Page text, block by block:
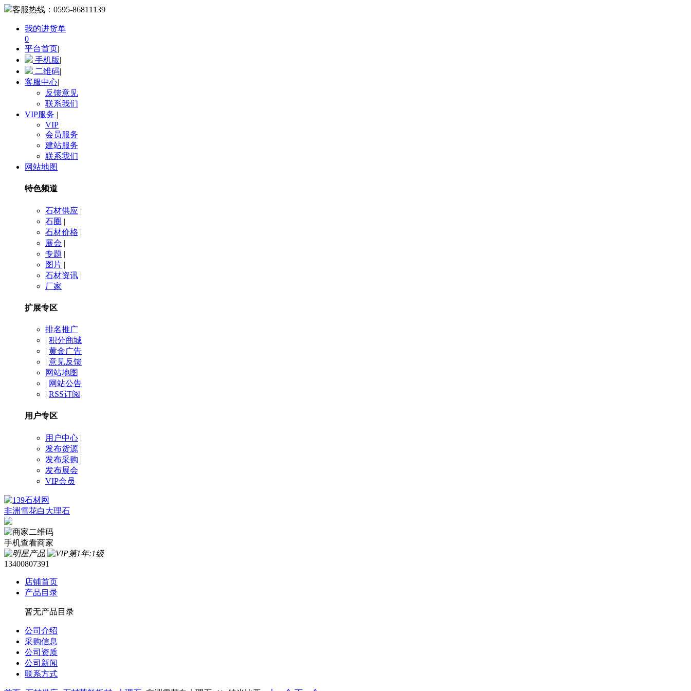
客服热线： 0595-86811139
我的进货单
0
平台首页|
手机版|
二维码|
客服中心|
反馈意见
联系我们
VIP服务 |
VIP
会员服务
建站服务
联系我们
网站地图
特色频道
石材供应 |
石圈 |
石材价格 |
展会 |
专题 |
图片 |
石材资讯 |
厂家
扩展专区
排名推广
| 积分商城
| 黄金广告
| 意见反馈
网站地图
| 网站公告
| RSS订阅
用户专区
用户中心 |
发布货源 |
发布采购 |
发布展会
VIP会员
非洲雪花白大理石
手机查看商家
13400807391
店铺首页
产品目录
暂无产品目录
公司介绍
采购信息
公司资质
公司新闻
联系方式